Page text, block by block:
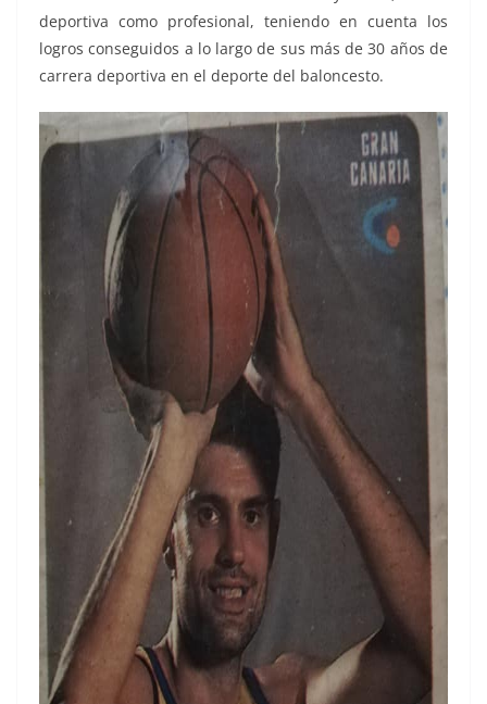
deportiva como profesional, teniendo en cuenta los
logros conseguidos a lo largo de sus más de 30 años de
carrera deportiva en el deporte del baloncesto.